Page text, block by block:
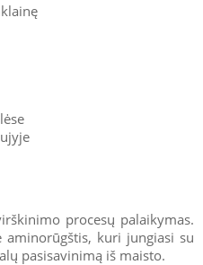
procesų palaikymas.
aminorūgštis, kuri jungiasi su
pasisavinimą iš maisto.